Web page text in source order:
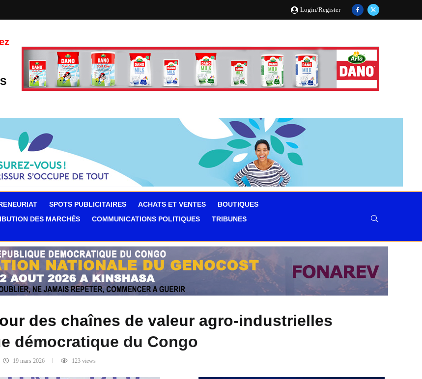
Login/Register
SPOTS PUBLICITAIRES ACHATS ET VENTES
BOUTIQUES
DES MARCHÉS COMMUNICATIONS POLITIQUES
TRIBUNES
des chaînes de valeur agro-industrielles
démocratique du Congo
19 mars 2026 123views